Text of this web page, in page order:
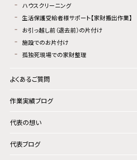
ハウスクリーニング
生活保護受給者様サポート【家財搬出作業】
お引っ越し前（退去前）の片付け
施設でのお片付け
孤独死現場での家財整理
よくあるご質問
作業実績ブログ
代表の想い
代表ブログ